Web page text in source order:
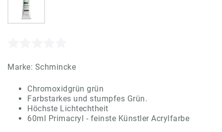
Marke: Schmincke
Chromoxidgrün grün
Farbstarkes und stumpfes Grün.
Höchste Lichtechtheit
60ml Primacryl - feinste Künstler Acrylfarbe